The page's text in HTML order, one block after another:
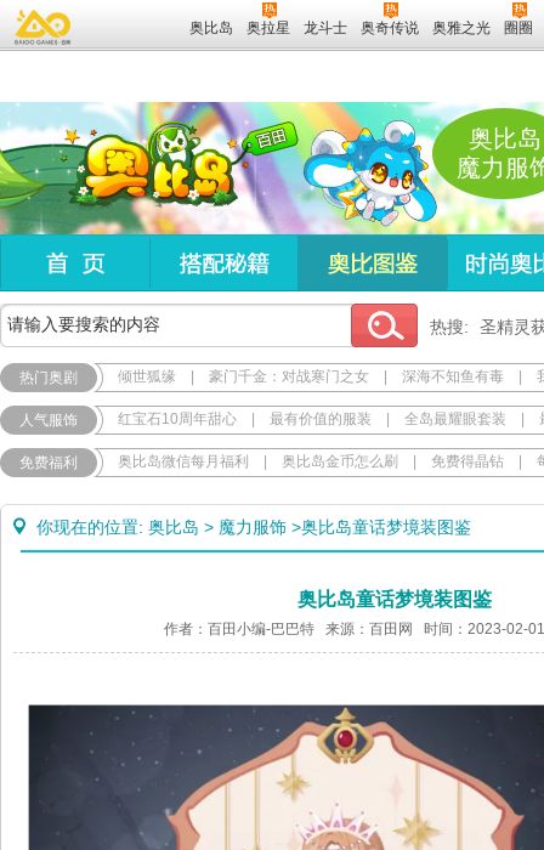
奥比岛 奥拉星 龙斗士 奥奇传说 奥雅之光 圈圈
奥比岛
魔力服
热搜: 圣精灵
热门奥剧 倾世狐缘 豪门千金：对战寒门之女 深海不知鱼有毒
人气服饰 红宝石10周年甜心 最有价值的服装 全岛最耀眼套装
免费福利 奥比岛微信每月福利 奥比岛金币怎么刷 免费得晶钻
你现在的位置: 奥比岛 > 魔力服饰 >奥比岛童话梦境装图鉴
奥比岛童话梦境装图鉴
作者：百田小编-巴巴特 来源：百田网 时间：2023-02-